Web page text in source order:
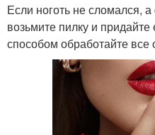
Если ноготь не сломался,
возьмите пилку и
способом обработайте все